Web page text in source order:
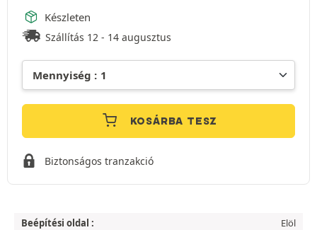
Készleten
Szállítás 12 - 14 augusztus
KOSÁRBA TESZ
Biztonságos tranzakció
Beépítési oldal :
Elöl